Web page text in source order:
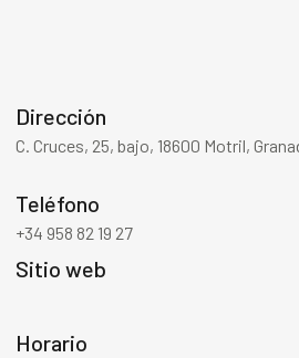
Dirección
C. Cruces, 25, bajo, 18600 Motril,
Teléfono
+34 958 82 19 27
Sitio web
Horario